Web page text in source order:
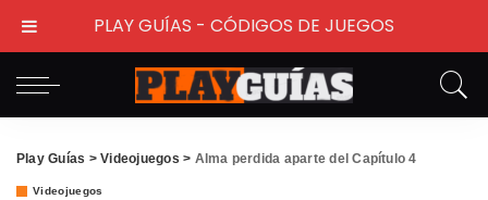
Play Guías >Videojuegos > Alma perdida aparte del Capítulo 4
Videojuegos
PLAY GUÍAS - CÓDIGOS DE JUEGOS